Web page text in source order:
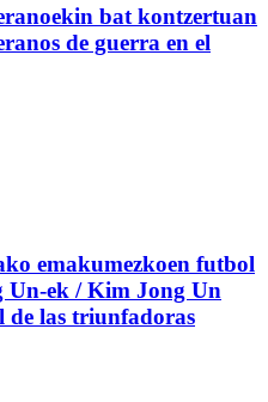
bat kontzertuan
de guerra en el
emakumezkoen futbol
ek / Kim Jong Un
de las triunfadoras